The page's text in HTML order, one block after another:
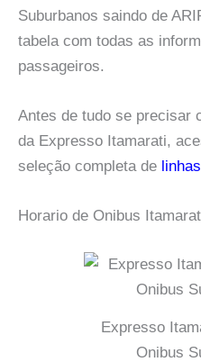
Suburbanos saindo de
tabela com todas as
passageiros.
Antes de tudo se precisar
da Expresso Itamarati,
seleção completa de
Horario de Onibus
Expresso
Onibus